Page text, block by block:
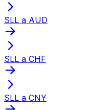
SLL a AUD
SLL a CHF
SLL a CNY